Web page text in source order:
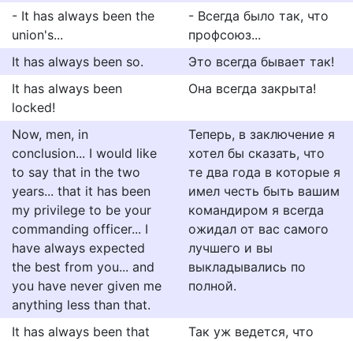
- It has always been the
union's...
- Всегда было так, что
профсоюз...
It has always been so.
Это всегда бывает так!
It has always been
locked!
Она всегда закрыта!
Now, men, in
conclusion... I would like
to say that in the two
years... that it has been
my privilege to be your
commanding officer... I
have always expected
the best from you... and
you have never given me
anything less than that.
Теперь, в заключение я
хотел бы сказать, что
те два года в которые я
имел честь быть вашим
командиром я всегда
ожидал от вас самого
лучшего и вы
выкладывались по
полной.
It has always been that
Так уж ведется, что